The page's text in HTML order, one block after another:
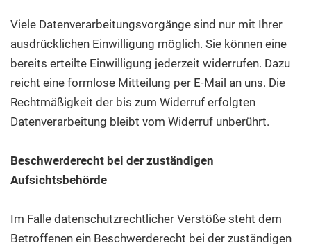
Viele Datenverarbeitungsvorgänge sind nur mit Ihrer
ausdrücklichen Einwilligung möglich. Sie können eine
bereits erteilte Einwilligung jederzeit widerrufen. Dazu
reicht eine formlose Mitteilung per E-Mail an uns. Die
Rechtmäßigkeit der bis zum Widerruf erfolgten
Datenverarbeitung bleibt vom Widerruf unberührt.
Beschwerderecht bei der zuständigen
Aufsichtsbehörde
Im Falle datenschutzrechtlicher Verstöße steht dem
Betroffenen ein Beschwerderecht bei der zuständigen